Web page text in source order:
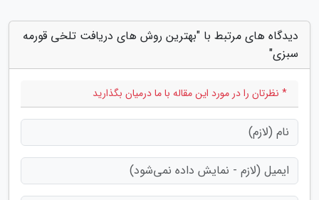
دیدگاه های مرتبط با "بهترین روش های دریافت تلخی قورمه
سبزی"
* نظرتان را در مورد این مقاله با ما درمیان بگذارید